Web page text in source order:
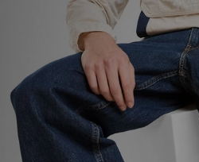
Ladda ner appen
Mitt JD
Mina meddelanden
Kundservice